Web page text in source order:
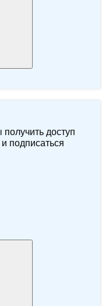
получить доступ
подписаться